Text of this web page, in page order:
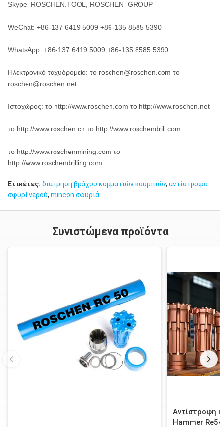
Skype: ROSCHEN.TOOL, ROSCHEN_GROUP
WeChat: +86-137 6419 5009 +86-135 8585 5390
WhatsApp: +86-137 6419 5009 +86-135 8585 5390
Ηλεκτρονικό ταχυδρομείο: το roschen@roschen.com το
roschen@roschen.net
Ιστοχώρος: το http://www.roschen.com το http://www.roschen.net
το http://www.roschen.cn το http://www.roschendrill.com
το http://www.roschenmining.com το
http://www.roschendrilling.com
Ετικέτες: διάτρηση βράχου κομματιών κουμπιών, αντίστροφο
σφυρί νερού, mincon σφυριά
Συνιστώμενα προϊόντα
Αντίστροφη
Hammer